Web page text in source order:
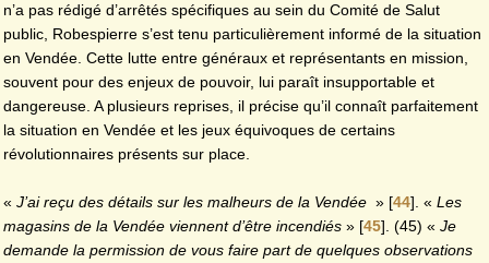
n’a pas rédigé d’arrêtés spécifiques au sein du Comité de Salut
public, Robespierre s’est tenu particulièrement informé de la situation
en Vendée. Cette lutte entre généraux et représentants en mission,
souvent pour des enjeux de pouvoir, lui paraît insupportable et
dangereuse. A plusieurs reprises, il précise qu’il connaît parfaitement
la situation en Vendée et les jeux équivoques de certains
révolutionnaires présents sur place.
« J’ai reçu des détails sur les malheurs de la Vendée » [44] . « Les
magasins de la Vendée viennent d’être incendiés » [45] . (45) « Je
demande la permission de vous faire part de quelques observations